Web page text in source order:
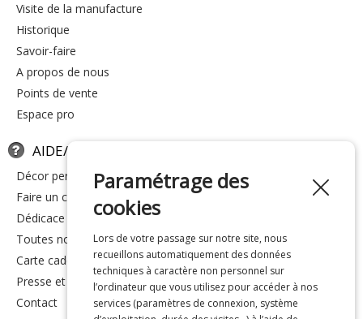
visite de la manufacture
historique
savoir-faire
a propos de nous
points de vente
espace pro
AIDE/FAQ
décor personnalisé
faire un cadeau
dédicace
toutes nos réponses
carte cadeau
presse et média
contact
Paramétrage des
cookies
Lors de votre passage sur notre site, nous
recueillons automatiquement des données
techniques à caractère non personnel sur
l’ordinateur que vous utilisez pour accéder à nos
services (paramètres de connexion, système